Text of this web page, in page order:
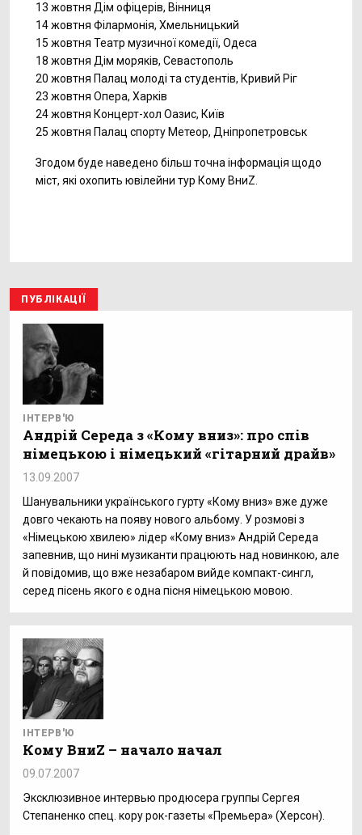
13 жовтня Дім офіцерів, Вінниця
14 жовтня Філармонія, Хмельницький
15 жовтня Театр музичної комедії, Одеса
18 жовтня Дім моряків, Севастополь
20 жовтня Палац молоді та студентів, Кривий Ріг
23 жовтня Опера, Харків
24 жовтня Концерт-хол Оазис, Київ
25 жовтня Палац спорту Метеор, Дніпропетровськ
Згодом буде наведено більш точна інформація щодо
міст, які охопить ювілейни тур Кому ВниZ.
ПУБЛІКАЦІЇ
ІНТЕРВ'Ю
Андрій Середа з «Кому вниз»: про спів
німецькою і німецький «гітарний драйв»
13.09.2007
Шанувальники українського гурту «Кому вниз» вже дуже
довго чекають на появу нового альбому. У розмові з
«Німецькою хвилею» лідер «Кому вниз» Андрій Середа
запевнив, що нині музиканти працюють над новинкою, але
й повідомив, що вже незабаром вийде компакт-сингл,
серед пісень якого є одна пісня німецькою мовою.
ІНТЕРВ'Ю
Кому ВниZ – начало начал
09.07.2007
Эксклюзивное интервью продюсера группы Сергея
Степаненко спец. кору рок-газеты «Премьера» (Херсон).